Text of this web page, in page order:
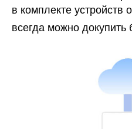
в комплекте устройств
всегда можно